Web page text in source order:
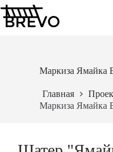
Перейти
к
сути
Маркиза Ямайка
Главная
Маркиза Ямайка